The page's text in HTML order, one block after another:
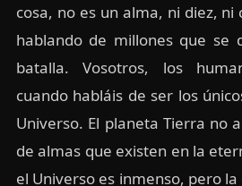
cosa, no es un alma, ni diez, ni
hablando de millones que se
batalla. Vosotros, los
cuando habláis de ser los
Universo. El planeta Tierra no
de almas que existen en la
el Universo es inmenso, pero